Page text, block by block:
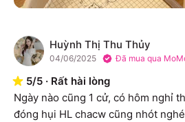
H Huỳnh Thị Thu Thủy
04/06/2025 Đã mua qua
5/5 · Rất hài lòng
Ngày nào cũng 1 cử, có hôm nghỉ
đóng hụi HL chacw cũng nhót